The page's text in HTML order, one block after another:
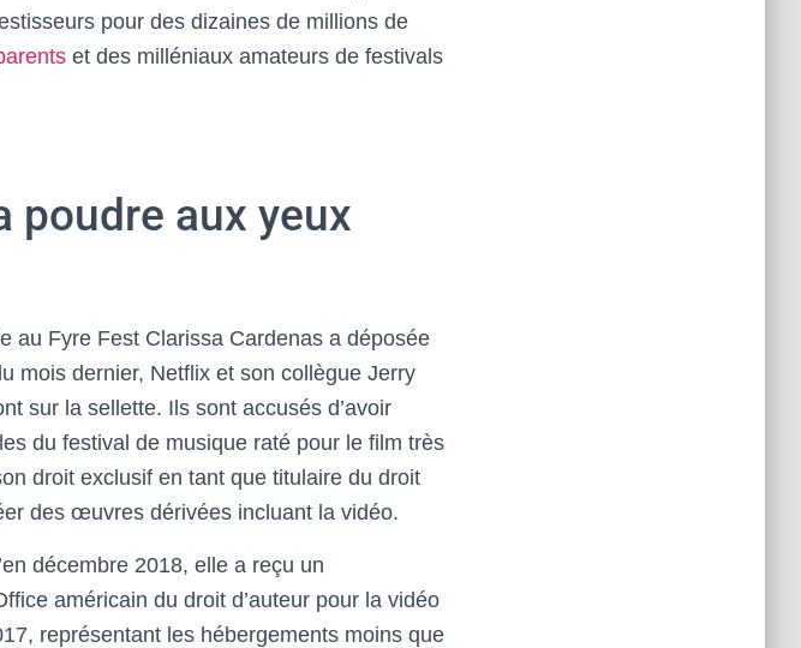
pour des dizaines de millions de
et des milléniaux amateurs de festivals
poudre aux yeux
au Fyre Fest Clarissa Cardenas a déposée
mois dernier, Netflix et son collègue Jerry
sur la sellette. Ils sont accusés d’avoir
du festival de musique raté pour le film très
droit exclusif en tant que titulaire du droit
des œuvres dérivées incluant la vidéo.
décembre 2018, elle a reçu un
américain du droit d’auteur pour la vidéo
représentant les hébergements moins que